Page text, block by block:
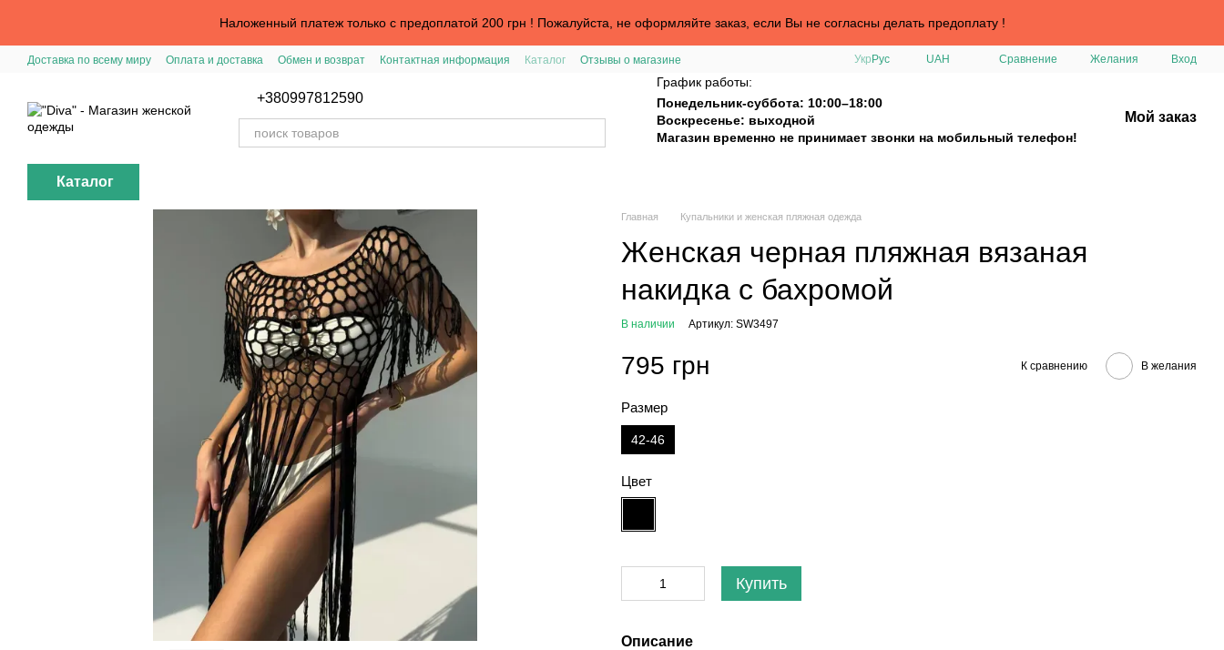
Наложенный платеж только с предоплатой 200 грн ! Пожалуйста, не оформляйте заказ, если Вы не согласны делать предоплату !
Доставка по всему миру Оплата и доставка Обмен и возврат Контактная информация Каталог
Отзывы о магазине
Укр Рус UAH Сравнение Желания Вход
+380997812590
График работы:
Понедельник-суббота: 10:00–18:00
Воскресенье: выходной
Магазин временно не принимает звонки на мобильный телефон!
Мой заказ
Каталог
Главная Купальники и женская пляжная одежда
Женская черная пляжная вязаная
накидка с бахромой
В наличии Артикул: SW3497
795 грн К сравнению В желания
Размер
42-46
Цвет
Купить
Описание